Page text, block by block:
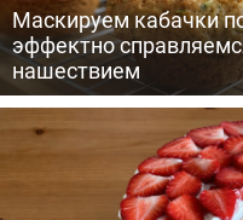
Маскируем кабачки
эффектно
нашествием